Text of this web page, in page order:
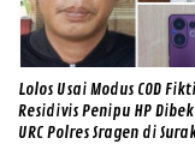
Lolos Usai Modus COD
Residivis Penipu HP
URC Polres Sragen di